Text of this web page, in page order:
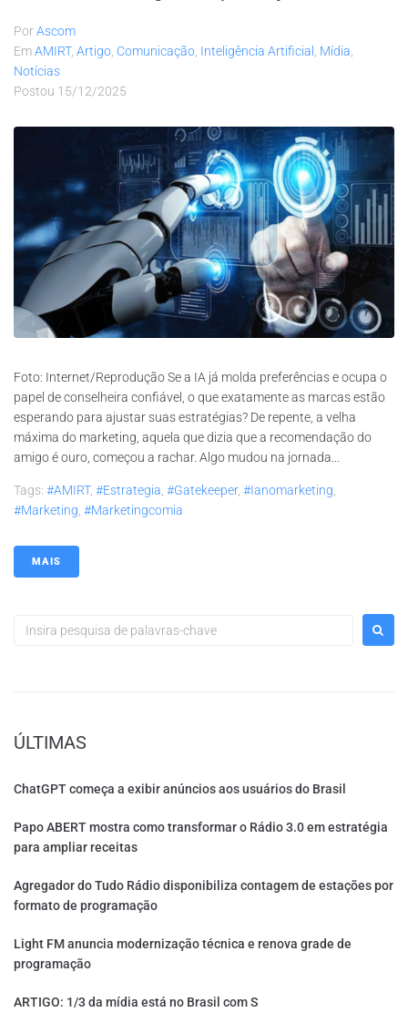
PorAscom
EmAMIRT, Artigo Comunicação Inteligência Artificial Mídia
Notícias
Postou 15/12/2025
Foto: Internet/Reprodução Se a IA já molda preferências e ocupa o
papel de conselheira confiável, o que exatamente as marcas estão
esperando para ajustar suas estratégias? De repente, a velha
máxima do marketing, aquela que dizia que a recomendação do
amigo é ouro, começou a rachar. Algo mudou na jornada...
Tags: #AMIRT, #estrategia, #gatekeeper, #ianomarketing,
#marketing, #marketingcomia
MAIS
ÚLTIMAS
ChatGPT começa a exibir anúncios aos usuários do Brasil
Papo ABERT mostra como transformar o Rádio 3.0 em estratégia
para ampliar receitas
Agregador do Tudo Rádio disponibiliza contagem de estações por
formato de programação
Light FM anuncia modernização técnica e renova grade de
programação
ARTIGO: 1/3 da mídia está no Brasil com S